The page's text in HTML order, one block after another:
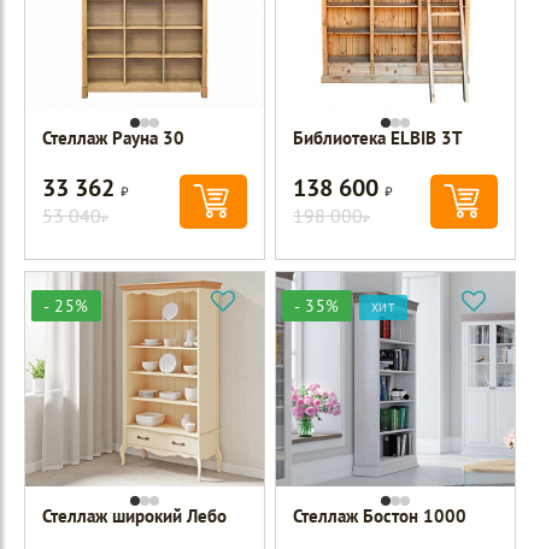
Стеллаж Рауна 30
33 362Р
53 040Р
Библиотека ELBIB 3Т
138 600Р
198 000Р
- 25%
Стеллаж широкий Лебо
- 35% ХИТ
Стеллаж Бостон 1000